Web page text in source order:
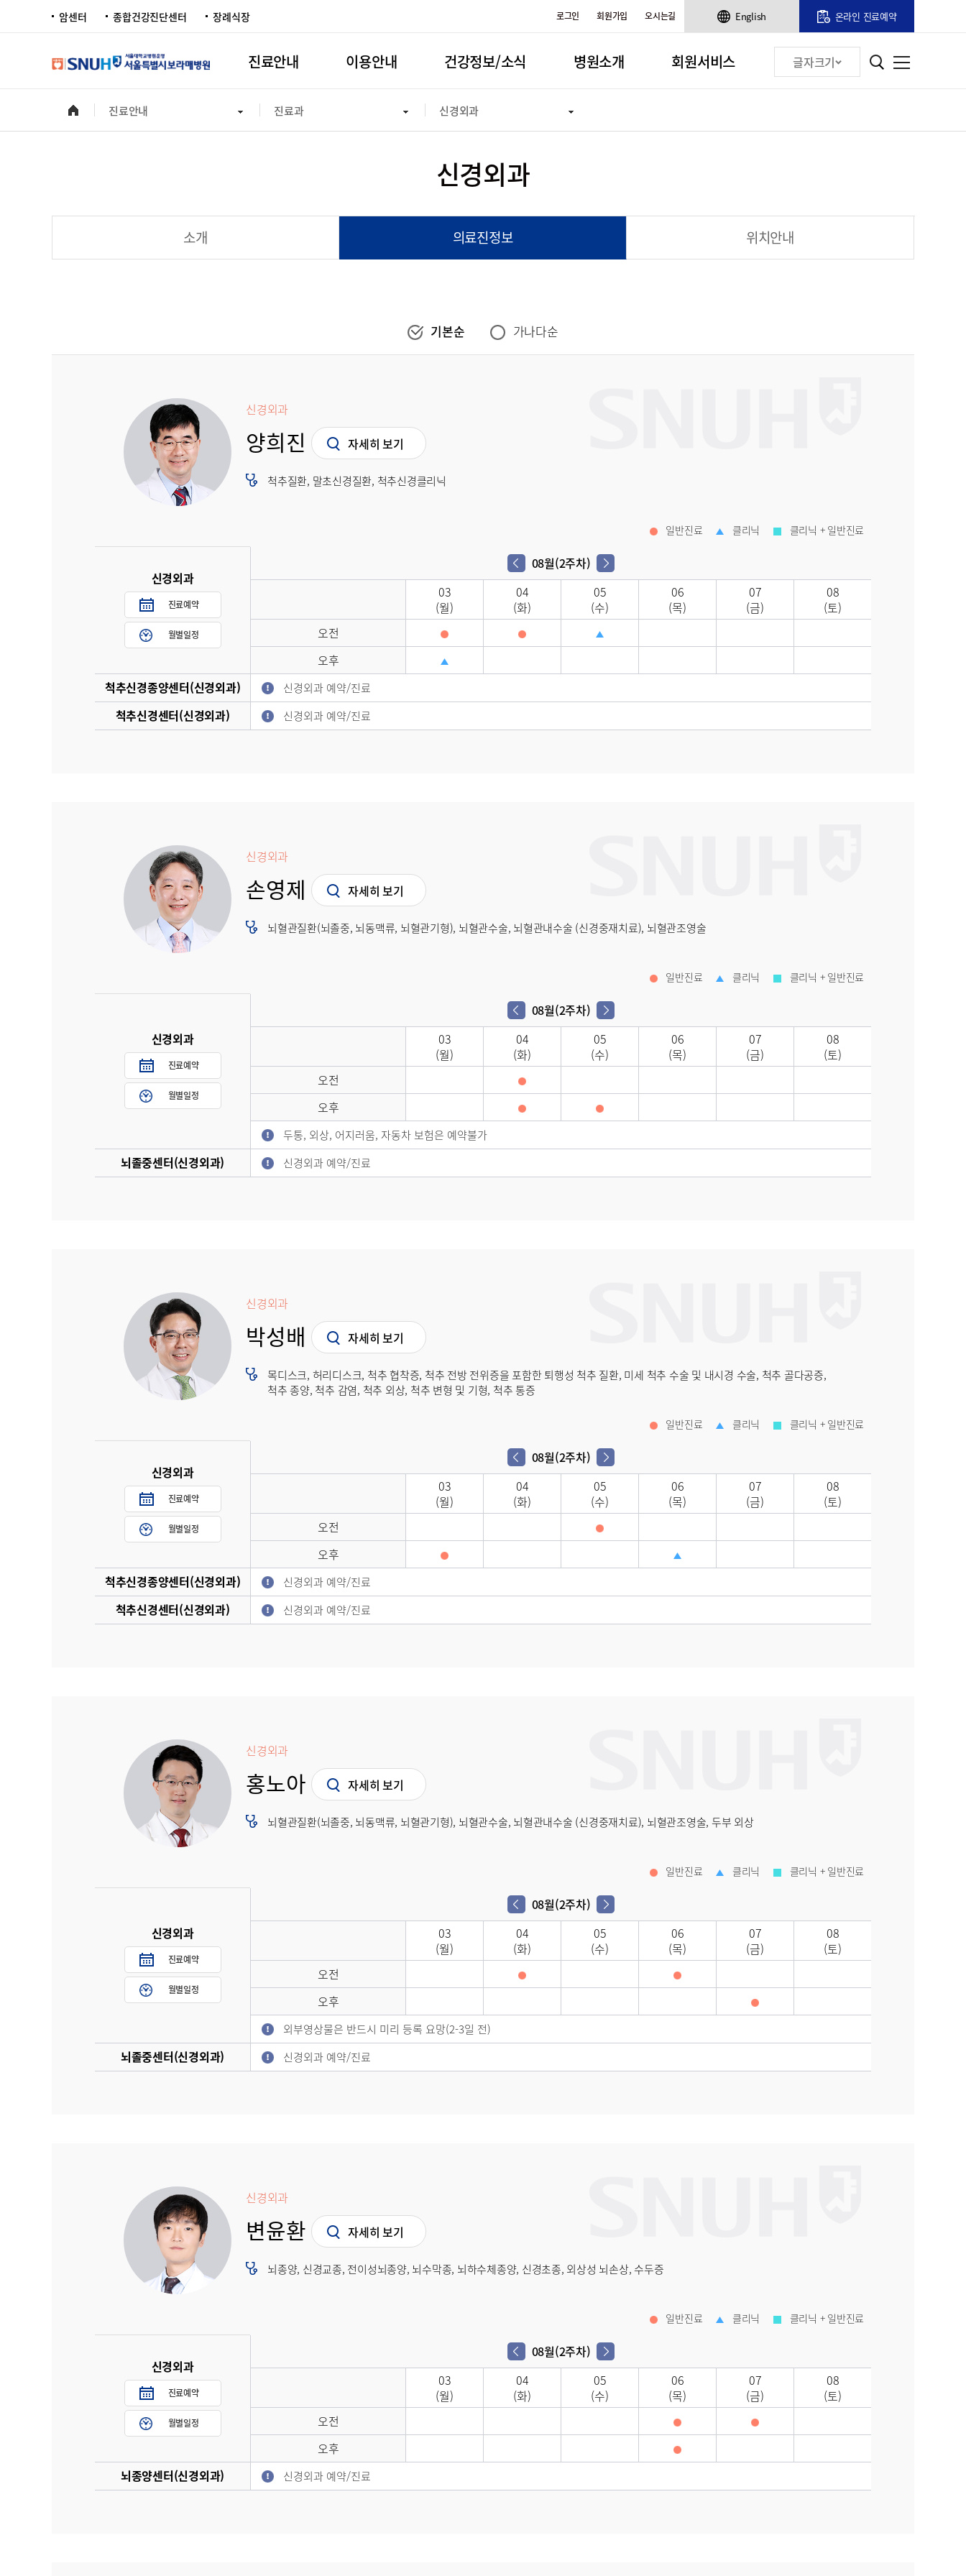
암센터 종합건강진단센터 장례식장 로그인 회원가입 오시는길 English 온라인 진료예약
진료안내 이용안내 건강정보/소식 병원소개 회원서비스 글자크기
진료안내 진료과 신경외과
신경외과
소개 의료진정보 위치안내
기본순 가나다순
신경외과
양희진 자세히 보기
척추질환, 말초신경질환, 척추신경클리닉
일반진료 클리닉 클리닉 + 일반진료
신경외과
진료예약
월별일정
08월(2주차)
03
(월)
04
(화)
05
(수)
06
(목)
07
(금)
08
(토)
오전
오후
척추신경종양센터(신경외과)
신경외과 예약/진료
척추신경센터(신경외과) 신경외과 예약/진료
신경외과
손영제 자세히 보기
뇌혈관질환(뇌졸중, 뇌동맥류, 뇌혈관기형), 뇌혈관수술, 뇌혈관내수술 (신경중재치료), 뇌혈관조영술
일반진료 클리닉 클리닉 + 일반진료
신경외과
진료예약
월별일정
08월(2주차)
03
(월)
04
(화)
05
(수)
06
(목)
07
(금)
08
(토)
오전
오후
두통, 외상, 어지러움, 자동차 보험은 예약불가
뇌졸중센터(신경외과) 신경외과 예약/진료
신경외과
박성배 자세히 보기
목디스크, 허리디스크, 척추 협착증, 척추 전방 전위증을 포함한 퇴행성 척추 질환, 미세 척추 수술 및 내시경 수술, 척추 골다공증,
척추 종양, 척추 감염, 척추 외상, 척추 변형 및 기형, 척추 통증
일반진료 클리닉 클리닉 + 일반진료
신경외과
진료예약
월별일정
08월(2주차)
03
(월)
04
(화)
05
(수)
06
(목)
07
(금)
08
(토)
오전
오후
척추신경종양센터(신경외과)
신경외과 예약/진료
척추신경센터(신경외과) 신경외과 예약/진료
신경외과
홍노아 자세히 보기
뇌혈관질환(뇌졸중, 뇌동맥류, 뇌혈관기형), 뇌혈관수술, 뇌혈관내수술 (신경중재치료), 뇌혈관조영술, 두부 외상
일반진료 클리닉 클리닉 + 일반진료
신경외과
진료예약
월별일정
08월(2주차)
03
(월)
04
(화)
05
(수)
06
(목)
07
(금)
08
(토)
오전
오후
외부영상물은 반드시 미리 등록 요망(2-3일 전)
뇌졸중센터(신경외과) 신경외과 예약/진료
신경외과
변윤환 자세히 보기
뇌종양, 신경교종, 전이성뇌종양, 뇌수막종, 뇌하수체종양, 신경초종, 외상성 뇌손상, 수두증
일반진료 클리닉 클리닉 + 일반진료
신경외과
진료예약
월별일정
08월(2주차)
03
(월)
04
(화)
05
(수)
06
(목)
07
(금)
08
(토)
오전
오후
뇌종양센터(신경외과)
신경외과 예약/진료